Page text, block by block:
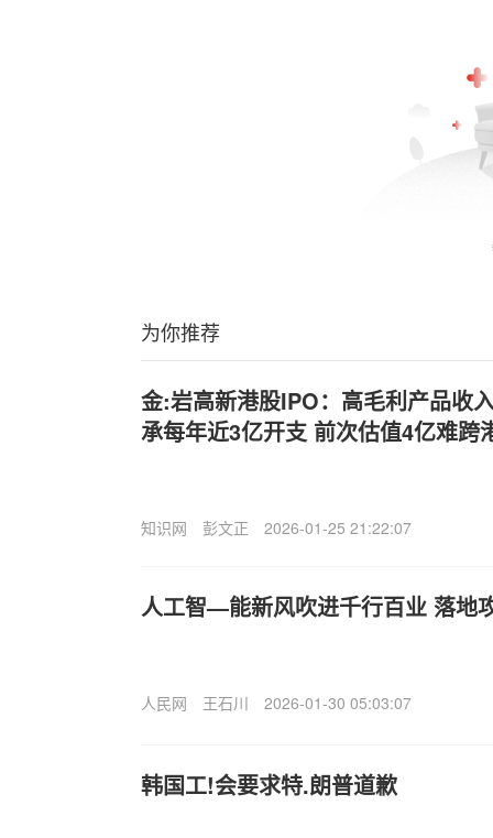
为你推荐
金:岩高新港股IPO：高毛利产品收
承每年近3亿开支 前次估值4亿难跨
知识网 彭文正 2026-01-25 21:22:07
人工智—能新风吹进千行百业 落地
人民网 王石川 2026-01-30 05:03:07
韩国工!会要求特.朗普道歉